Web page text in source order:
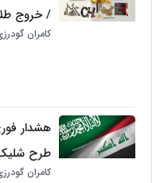
/ خروج طلا از
کامران گودرزی ۱۶-۰۵-۱۴۰۵
هشدار فوری
طرح شلیک به
کامران گودرزی ۱۶-۰۵-۱۴۰۵